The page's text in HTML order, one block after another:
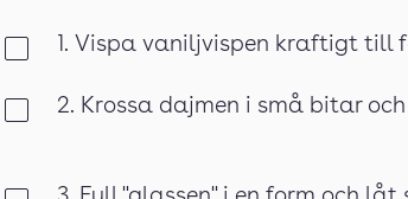
1. Vispa vaniljvispen kraftigt till
2. Krossa dajmen i små bitar